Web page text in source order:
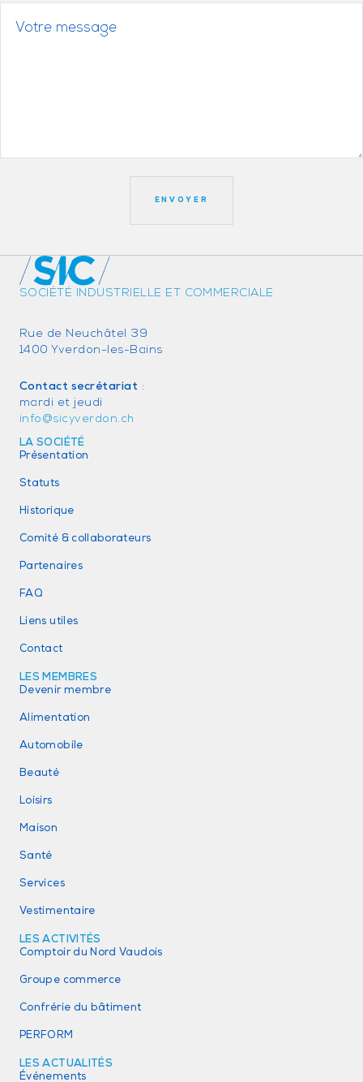
SOCIÉTÉ INDUSTRIELLE ET COMMERCIALE
Rue de Neuchâtel 39
1400 Yverdon-les-Bains
Contact secrétariat :
mardi et jeudi
info@sicyverdon.ch
LA SOCIÉTÉ
Présentation
Statuts
Historique
Comité & collaborateurs
Partenaires
FAQ
Liens utiles
Contact
LES MEMBRES
Devenir membre
Alimentation
Automobile
Beauté
Loisirs
Maison
Santé
Services
Vestimentaire
LES ACTIVITÉS
Comptoir du Nord Vaudois
Groupe commerce
Confrérie du bâtiment
PERFORM
LES ACTUALITÉS
Événements